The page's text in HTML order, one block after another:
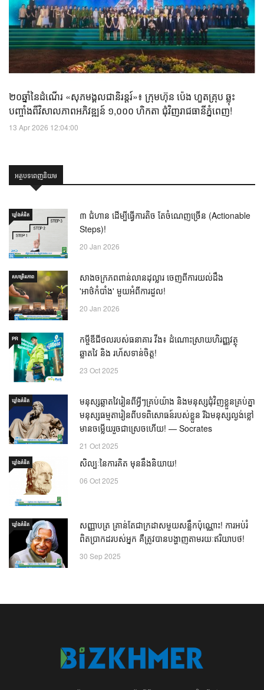
២០ឆ្នាំនៃដំណើរ «សុភមង្គលជានិរន្តរ៍»៖ ក្រុមហ៊ុន ប៉េង ហួតគ្រុប ឆ្លុះ
បញ្ចាំងពីវិសាលភាពអភិវឌ្ឍន៍ ១,០០០ ហិកតា ជុំវិញរាជធានីភ្នំពេញ!
13 Apr 2026 12:04:00
អត្ថបទពេញនិយម
ឃ្លាំង​គំនិត
៣ ជំហាន ដើម្បីធ្វើការតិច តែចំណេញច្រើន (Actionable
Steps)!
20 Jan 2026
សហគ្រិនភាព
សាងចក្រភពពាន់លានដុល្លារ ចេញពីការយល់ដឹង
'អាថ៌កំបាំង' មួយអំពីការដួល!
20 Jan 2026
PR
កម្ចីឌីជីថលរបស់ធនាគារ វីង៖ ដំណោះស្រាយហិរញ្ញវត្ថុ
ឆ្លាតវៃ និង រហ័សទាន់ចិត្ត!
23 Oct 2025
ឃ្លាំង​គំនិត
មនុស្សឆ្លាតវៃរៀនពីអ្វីៗគ្រប់យ៉ាង និងមនុស្សជុំវិញខ្លួនគ្រប់គ្នា
មនុស្សធម្មតារៀនពីបទពិសោធន៍របស់ខ្លួន រីឯមនុស្សល្ងង់ខ្លៅ
មានចម្លើយរួចជាស្រេចហើយ! — Socrates
21 Oct 2025
ឃ្លាំង​គំនិត សិល្បៈនៃការគិត មុននឹងនិយាយ!
06 Oct 2025
ឃ្លាំង​គំនិត
សញ្ញាបត្រ គ្រាន់តែជាក្រដាសមួយសន្លឹកប៉ុណ្ណោះ! ការអប់រំ
ពិតប្រាកដរបស់អ្នក គឺត្រូវបានបង្ហាញតាមរយៈឥរិយាបថ!
30 Sep 2025